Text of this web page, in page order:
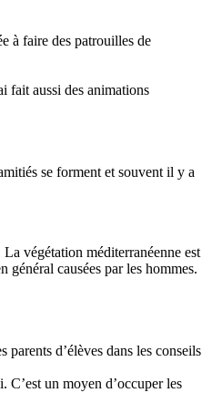
à faire des patrouilles de
fait aussi des animations
se forment et souvent il y a
végétation méditerranéenne est
général causées par les hommes.
d’élèves dans les conseils
C’est un moyen d’occuper les